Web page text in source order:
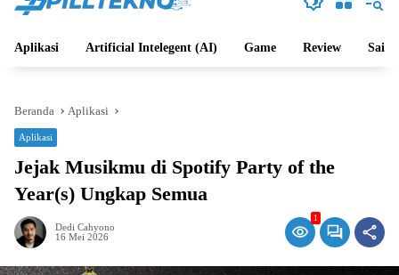
Aplikasi Artificial Intelegent (AI) Game Review Sains
Beranda Aplikasi
Aplikasi
Jejak Musikmu di Spotify Party of the
Year(s) Ungkap Semua
Dedi Cahyono
16 Mei 2026
1